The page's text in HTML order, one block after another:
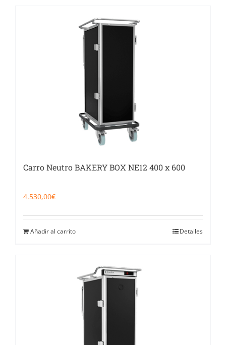
Carro Neutro BAKERY BOX NE12 400 x 600
4.530,00€
Añadir al carrito Detalles